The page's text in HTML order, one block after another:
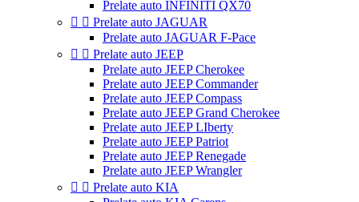
Prelate auto INFINITI QX70
  Prelate auto JAGUAR
Prelate auto JAGUAR F-Pace
  Prelate auto JEEP
Prelate auto JEEP Cherokee
Prelate auto JEEP Commander
Prelate auto JEEP Compass
Prelate auto JEEP Grand Cherokee
Prelate auto JEEP LIberty
Prelate auto JEEP Patriot
Prelate auto JEEP Renegade
Prelate auto JEEP Wrangler
  Prelate auto KIA